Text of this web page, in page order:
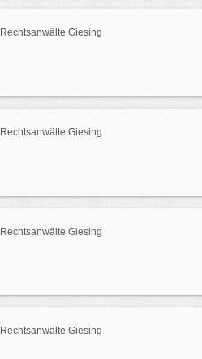
Rechtsanwälte Giesing
Rechtsanwälte Giesing
Rechtsanwälte Giesing
Rechtsanwälte Giesing